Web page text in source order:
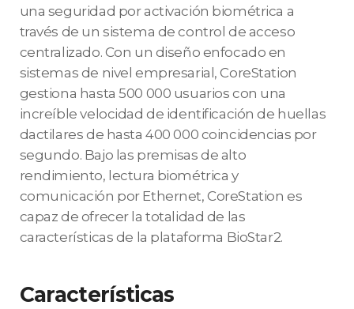
una seguridad por activación biométrica a
través de un sistema de control de acceso
centralizado. Con un diseño enfocado en
sistemas de nivel empresarial, CoreStation
gestiona hasta 500 000 usuarios con una
increíble velocidad de identificación de huellas
dactilares de hasta 400 000 coincidencias por
segundo. Bajo las premisas de alto
rendimiento, lectura biométrica y
comunicación por Ethernet, CoreStation es
capaz de ofrecer la totalidad de las
características de la plataforma BioStar2.
Características